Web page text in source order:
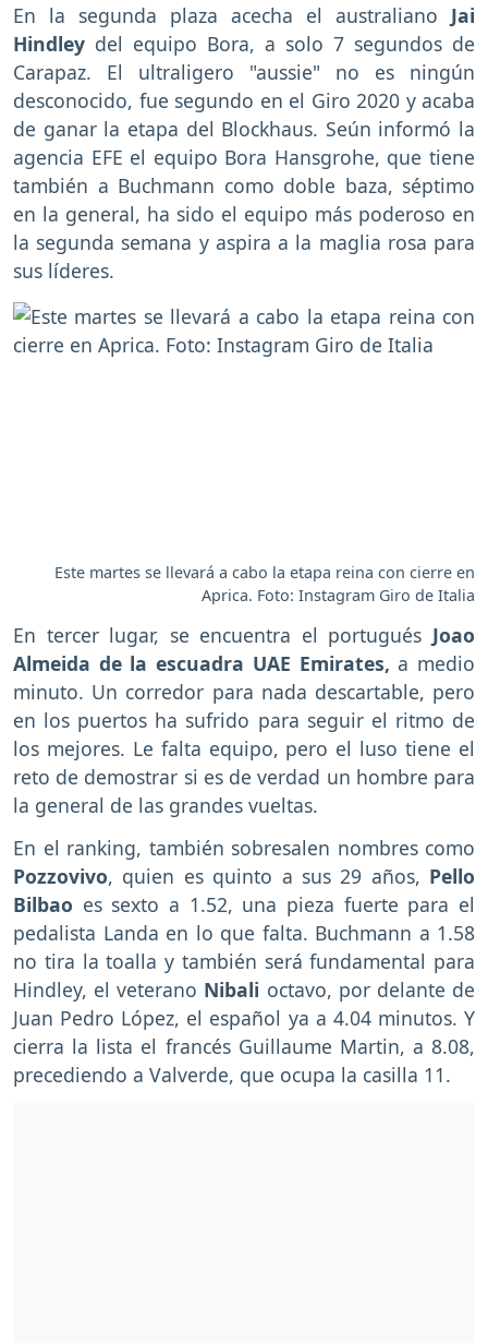
En la segunda plaza acecha el australiano Jai
Hindley del equipo Bora, a solo 7 segundos de
Carapaz. El ultraligero "aussie" no es ningún
desconocido, fue segundo en el Giro 2020 y acaba
de ganar la etapa del Blockhaus. Seún informó la
agencia EFE el equipo Bora Hansgrohe, que tiene
también a Buchmann como doble baza, séptimo
en la general, ha sido el equipo más poderoso en
la segunda semana y aspira a la maglia rosa para
sus líderes.
Este martes se llevará a cabo la etapa reina con cierre en
Aprica. Foto: Instagram Giro de Italia
En tercer lugar, se encuentra el portugués Joao
Almeida de la escuadra UAE Emirates, a medio
minuto. Un corredor para nada descartable, pero
en los puertos ha sufrido para seguir el ritmo de
los mejores. Le falta equipo, pero el luso tiene el
reto de demostrar si es de verdad un hombre para
la general de las grandes vueltas.
En el ranking, también sobresalen nombres como
Pozzovivo, quien es quinto a sus 29 años, Pello
Bilbao es sexto a 1.52, una pieza fuerte para el
pedalista Landa en lo que falta. Buchmann a 1.58
no tira la toalla y también será fundamental para
Hindley, el veterano Nibali octavo, por delante de
Juan Pedro López, el español ya a 4.04 minutos. Y
cierra la lista el francés Guillaume Martin, a 8.08,
precediendo a Valverde, que ocupa la casilla 11.